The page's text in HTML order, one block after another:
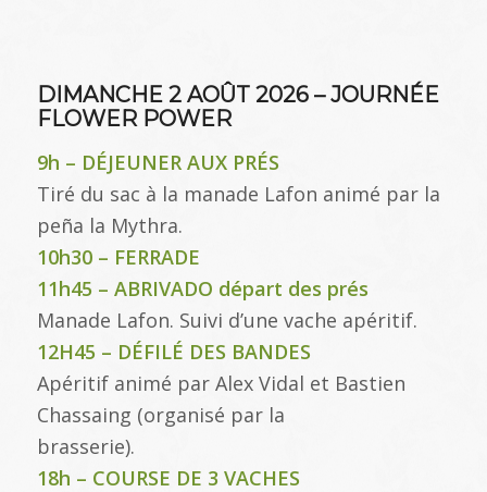
DIMANCHE 2 AOÛT 2026 – JOURNÉE
FLOWER POWER
9h – DÉJEUNER AUX PRÉS
Tiré du sac à la manade Lafon animé par la
peña la Mythra.
10h30 – FERRADE
11h45 – ABRIVADO départ des prés
Manade Lafon. Suivi d’une vache apéritif.
12H45 – DÉFILÉ DES BANDES
Apéritif animé par Alex Vidal et Bastien
Chassaing (organisé par la
brasserie).
18h – COURSE DE 3 VACHES